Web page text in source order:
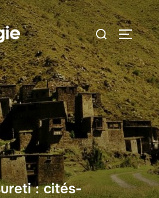
Rechercher :
: cités-